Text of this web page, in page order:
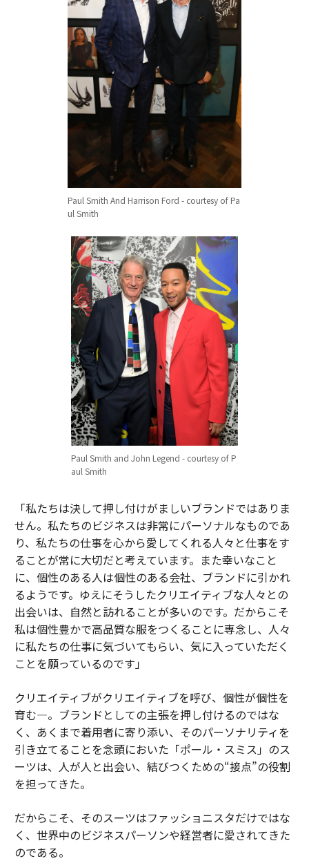
Paul Smith And Harrison Ford - courtesy of Pa
ul Smith
Paul Smith and John Legend - courtesy of P
aul Smith
「私たちは決して押し付けがましいブランドではありま
せん。私たちのビジネスは非常にパーソナルなものであ
り、私たちの仕事を心から愛してくれる人々と仕事をす
ることが常に大切だと考えています。また幸いなこと
に、個性のある人は個性のある会社、ブランドに引かれ
るようです。ゆえにそうしたクリエイティブな人々との
出会いは、自然と訪れることが多いのです。だからこそ
私は個性豊かで高品質な服をつくることに専念し、人々
に私たちの仕事に気づいてもらい、気に入っていただく
ことを願っているのです」
クリエイティブがクリエイティブを呼び、個性が個性を
育む―。ブランドとしての主張を押し付けるのではな
く、あくまで着用者に寄り添い、そのパーソナリティを
引き立てることを念頭においた「ポール・スミス」のス
ーツは、人が人と出会い、結びつくための“接点”の役割
を担ってきた。
だからこそ、そのスーツはファッショニスタだけではな
く、世界中のビジネスパーソンや経営者に愛されてきた
のである。